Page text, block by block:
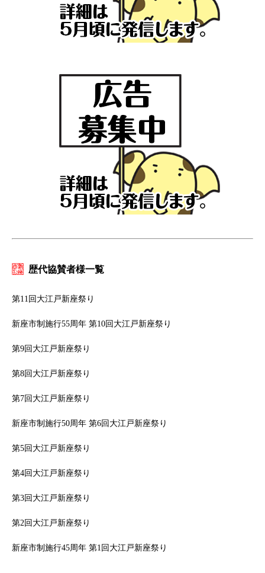
歴代協賛者様一覧
第11回大江戸新座祭り
新座市制施行55周年 第10回大江戸新座祭り
第9回大江戸新座祭り
第8回大江戸新座祭り
第7回大江戸新座祭り
新座市制施行50周年 第6回大江戸新座祭り
第5回大江戸新座祭り
第4回大江戸新座祭り
第3回大江戸新座祭り
第2回大江戸新座祭り
新座市制施行45周年 第1回大江戸新座祭り